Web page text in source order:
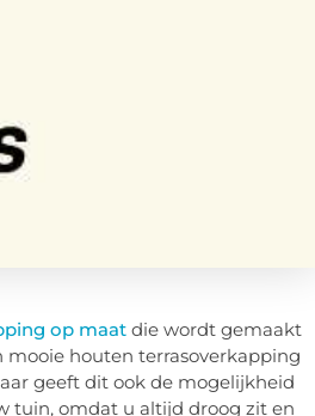
op maatdie wordt gemaakt
mooie houten terrasoverkapping
geeft dit ook de mogelijkheid
tuin, omdat u altijd droog zit en